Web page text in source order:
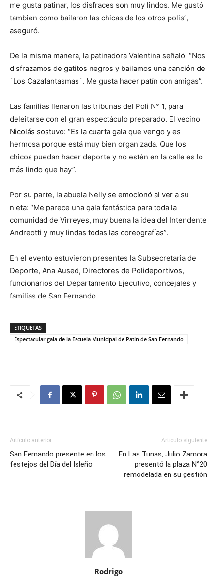
me gusta patinar, los disfraces son muy lindos. Me gustó
también como bailaron las chicas de los otros polis”,
aseguró.
De la misma manera, la patinadora Valentina señaló: “Nos
disfrazamos de gatitos negros y bailamos una canción de
´Los Cazafantasmas´. Me gusta hacer patín con amigas”.
Las familias llenaron las tribunas del Poli N° 1, para
deleitarse con el gran espectáculo preparado. El vecino
Nicolás sostuvo: “Es la cuarta gala que vengo y es
hermosa porque está muy bien organizada. Que los
chicos puedan hacer deporte y no estén en la calle es lo
más lindo que hay”.
Por su parte, la abuela Nelly se emocionó al ver a su
nieta: “Me parece una gala fantástica para toda la
comunidad de Virreyes, muy buena la idea del Intendente
Andreotti y muy lindas todas las coreografías”.
En el evento estuvieron presentes la Subsecretaria de
Deporte, Ana Aused, Directores de Polideportivos,
funcionarios del Departamento Ejecutivo, concejales y
familias de San Fernando.
ETIQUETAS
Espectacular gala de la Escuela Municipal de Patín de San Fernando
Artículo anterior
San Fernando presente en los
festejos del Día del Isleño
Artículo siguiente
En Las Tunas, Julio Zamora
presentó la plaza N°20
remodelada en su gestión
Rodrigo